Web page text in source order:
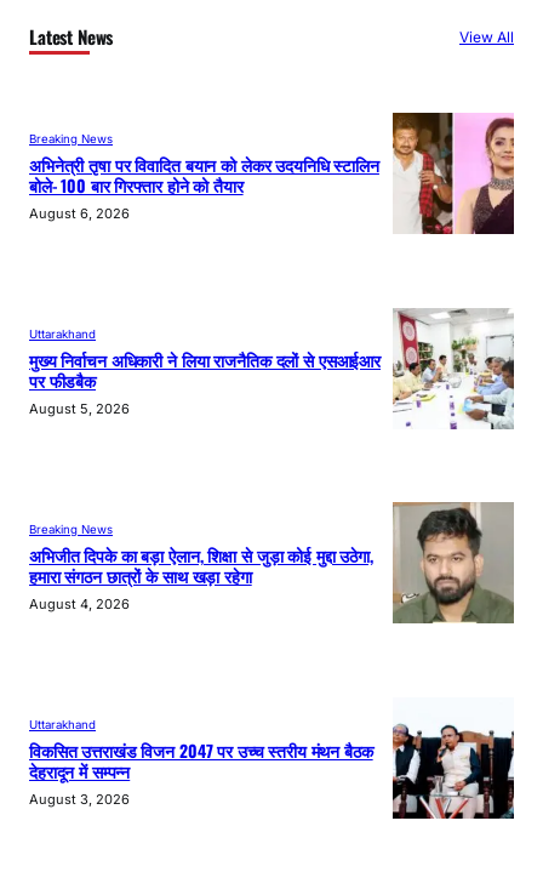
Latest News View All
Breaking News
अभिनेत्री तृषा पर विवादित बयान को लेकर उदयनिधि स्टालिन
बोले- 100 बार गिरफ्तार होने को तैयार
August 6, 2026
Uttarakhand
मुख्य निर्वाचन अधिकारी ने लिया राजनैतिक दलों से एसआईआर
पर फीडबैक
August 5, 2026
Breaking News
अभिजीत दिपके का बड़ा ऐलान, शिक्षा से जुड़ा कोई मुद्दा उठेगा,
हमारा संगठन छात्रों के साथ खड़ा रहेगा
August 4, 2026
Uttarakhand
विकसित उत्तराखंड विजन 2047 पर उच्च स्तरीय मंथन बैठक
देहरादून में सम्पन्न
August 3, 2026